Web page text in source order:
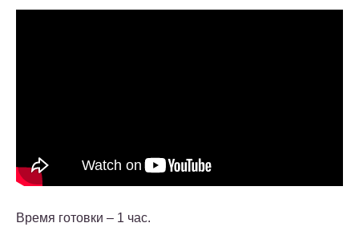
Время готовки – 1 час.